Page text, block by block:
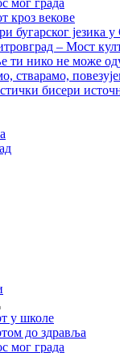
мог града
кроз векове
бугарског језика
– Мост
ти нико не може
стварамо,
бисери
у школе
до здравља
мог града